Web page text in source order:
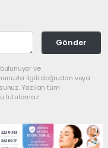
Gönder
ve
ilgili doğrudan veya
Yazılan tüm
tutulamaz.